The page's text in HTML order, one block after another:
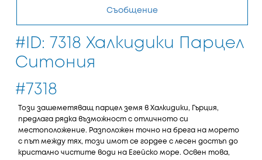
Съобщение
#ID: 7318 Халкидики Парцел
Ситония
#7318
Този зашеметяващ парцел земя в Халкидики, Гърция,
предлага рядка възможност с отличното си
местоположение. Разположен точно на брега на морето
с път между тях, този имот се гордее с лесен достъп до
кристално чистите води на Егейско море. Освен това,